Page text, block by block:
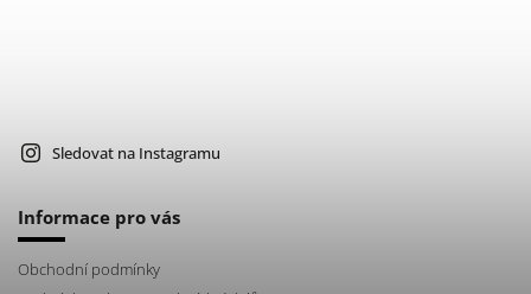
Sledovat na Instagramu
Informace pro vás
Obchodní podmínky